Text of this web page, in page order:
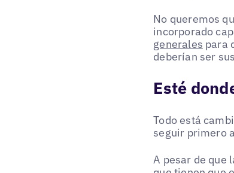
No queremos
incorporado
generales para
deberían ser
Esté
Todo está
seguir primero
A pesar de que